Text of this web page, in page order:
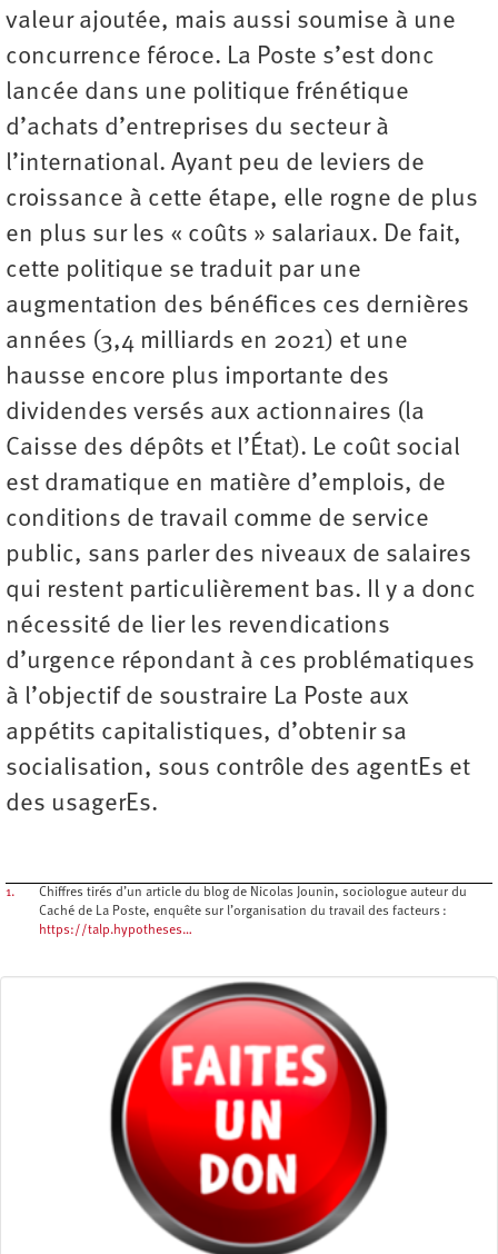
valeur ajoutée, mais aussi soumise à une
concurrence féroce. La Poste s’est donc
lancée dans une politique frénétique
d’achats d’entreprises du secteur à
l’international. Ayant peu de leviers de
croissance à cette étape, elle rogne de plus
en plus sur les « coûts » salariaux. De fait,
cette politique se traduit par une
augmentation des bénéfices ces dernières
années (3,4 milliards en 2021) et une
hausse encore plus importante des
dividendes versés aux actionnaires (la
Caisse des dépôts et l’État). Le coût social
est dramatique en matière d’emplois, de
conditions de travail comme de service
public, sans parler des niveaux de salaires
qui restent particulièrement bas. Il y a donc
nécessité de lier les revendications
d’urgence répondant à ces problématiques
à l’objectif de soustraire La Poste aux
appétits capitalistiques, d’obtenir sa
socialisation, sous contrôle des agentEs et
des usagerEs.
1.
Chiffres tirés d’un article du blog de Nicolas Jounin, sociologue auteur du
Caché de La Poste, enquête sur l’organisation du travail des facteurs :
https://talp.hypotheses…